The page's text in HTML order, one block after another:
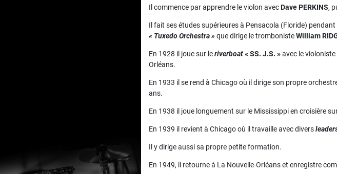
Il commence par apprendre le violon avecDave PERKINS,
Il fait ses études supérieures à Pensacola (Floride)
« Tuxedo Orchestra » que dirige le trombonisteWilliam
En 1928 il joue sur leriverboat« SS. J.S. »avec le violoniste
Orléans.
En 1933 il se rend à Chicago où il dirige son propre
ans.
En 1938 il joue longuement sur le Mississippi en croisière
En 1939 il revient à Chicago où il travaille avec divers
Il y dirige aussi sa propre petite formation.
En 1949, il retourne à La Nouvelle-Orléans et enregistre